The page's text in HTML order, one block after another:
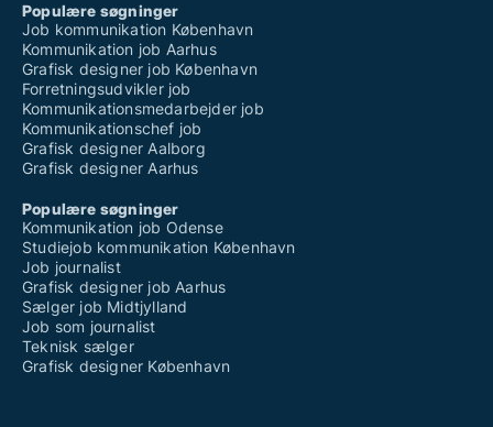
Populære søgninger
Job kommunikation København
Kommunikation job Aarhus
Grafisk designer job København
Forretningsudvikler job
Kommunikationsmedarbejder job
Kommunikationschef job
Grafisk designer Aalborg
Grafisk designer Aarhus
Populære søgninger
Kommunikation job Odense
Studiejob kommunikation København
Job journalist
Grafisk designer job Aarhus
Sælger job Midtjylland
Job som journalist
Teknisk sælger
Grafisk designer København